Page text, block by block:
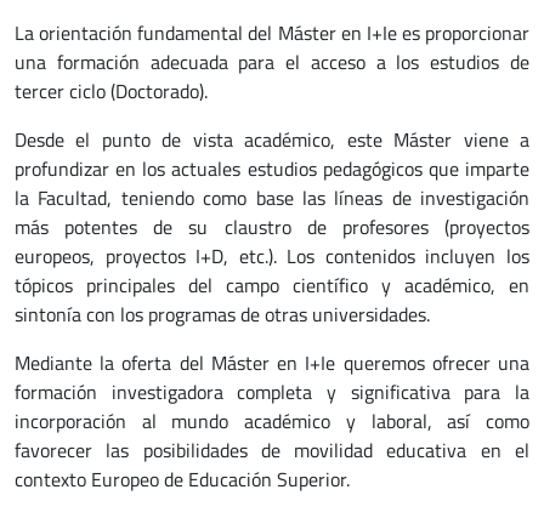
La orientación fundamental del Máster en I+Ie es proporcionar
una formación adecuada para el acceso a los estudios de
tercer ciclo (Doctorado).
Desde el punto de vista académico, este Máster viene a
profundizar en los actuales estudios pedagógicos que imparte
la Facultad, teniendo como base las líneas de investigación
más potentes de su claustro de profesores (proyectos
europeos, proyectos I+D, etc.). Los contenidos incluyen los
tópicos principales del campo científico y académico, en
sintonía con los programas de otras universidades.
Mediante la oferta del Máster en I+Ie queremos ofrecer una
formación investigadora completa y significativa para la
incorporación al mundo académico y laboral, así como
favorecer las posibilidades de movilidad educativa en el
contexto Europeo de Educación Superior.